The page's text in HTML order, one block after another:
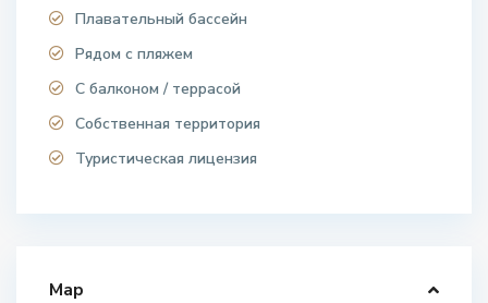
Плавательный бассейн
Рядом с пляжем
С балконом / террасой
Собственная территория
Туристическая лицензия
Map